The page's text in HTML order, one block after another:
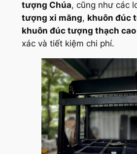
tượng Chúa, cũng như các
tượng xi măng, khuôn đúc
khuôn đúc tượng thạch cao
xác và tiết kiệm chi phí.